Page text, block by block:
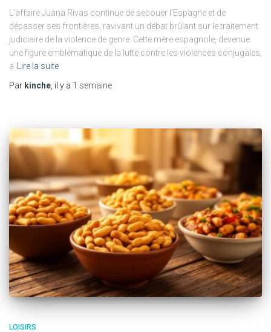
L'affaire Juana Rivas continue de secouer l'Espagne et de
dépasser ses frontières, ravivant un débat brûlant sur le traitement
judiciaire de la violence de genre. Cette mère espagnole, devenue
une figure emblématique de la lutte contre les violences conjugales,
a
Lire la suite
Par kinche , il y a 1 semaine
LOISIRS